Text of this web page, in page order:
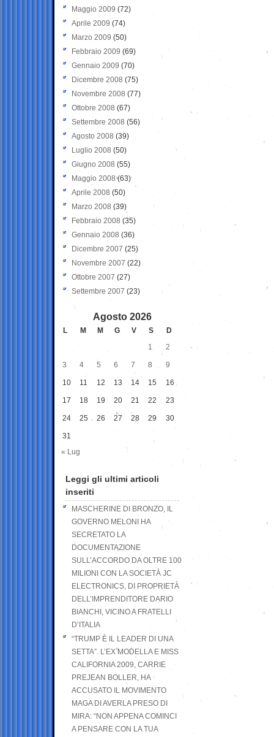
Maggio 2009 (72)
Aprile 2009 (74)
Marzo 2009 (50)
Febbraio 2009 (69)
Gennaio 2009 (70)
Dicembre 2008 (75)
Novembre 2008 (77)
Ottobre 2008 (67)
Settembre 2008 (56)
Agosto 2008 (39)
Luglio 2008 (50)
Giugno 2008 (55)
Maggio 2008(63)
Aprile 2008 (50)
Marzo 2008 (39)
Febbraio 2008 (35)
Gennaio 2008 (36)
Dicembre 2007 (25)
Novembre 2007 (22)
Ottobre 2007 (27)
Settembre 2007 (23)
Agosto 2026
L M M G V S
D
1
2
3 4 5 6 7 8 9
10 11 12 13 14 15 16
17 18 19 20 21 22 23
24 25 26 27 28 29 30
31
« Lug
Leggi gli ultimi articoli
inseriti
MASCHERINE DI BRONZO, IL
GOVERNO MELONI HA
SECRETATO LA
DOCUMENTAZIONE
SULL’ACCORDO DA OLTRE 100
MILIONI CON LA SOCIETÀ JC
ELECTRONICS, DI PROPRIETÀ
DELL’IMPRENDITORE DARIO
BIANCHI, VICINO A FRATELLI
D’ITALIA
“TRUMP È IL LEADER DI UNA
SETTA”. L’EX MODELLA E MISS
CALIFORNIA 2009, CARRIE
PREJEAN BOLLER, HA
ACCUSATO IL MOVIMENTO
MAGA DI AVERLA PRESO DI
MIRA: “NON APPENA COMINCI
A PENSARE CON LA TUA